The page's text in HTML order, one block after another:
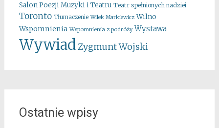
Salon Poezji Muzyki i Teatru Teatr spełnionych nadziei
Toronto Tłumaczenie Wilek Markiewicz Wilno
Wspomnienia Wspomnienia z podróży Wystawa
Wywiad Zygmunt Wojski
Ostatnie wpisy